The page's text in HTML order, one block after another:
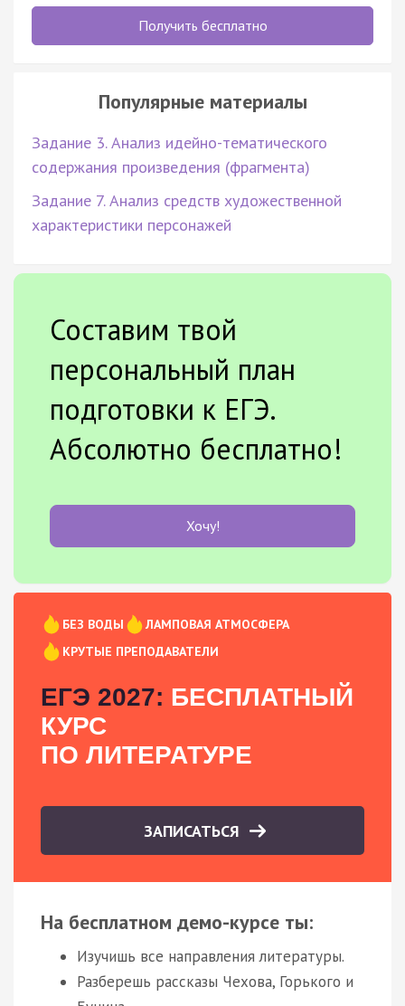
Получить бесплатно
Популярные материалы
Задание 3. Анализ идейно-тематического
содержания произведения (фрагмента)
Задание 7. Анализ средств художественной
характеристики персонажей
Составим твой
персональный план
подготовки к ЕГЭ.
Абсолютно бесплатно!
Хочу!
БЕЗ ВОДЫ
ЛАМПОВАЯ АТМОСФЕРА
КРУТЫЕ ПРЕПОДАВАТЕЛИ
ЕГЭ 2027: БЕСПЛАТНЫЙ
КУРС
ПО ЛИТЕРАТУРЕ
ЗАПИСАТЬСЯ
На бесплатном демо-курсе ты:
Изучишь все направления литературы.
Разберешь рассказы Чехова, Горького и